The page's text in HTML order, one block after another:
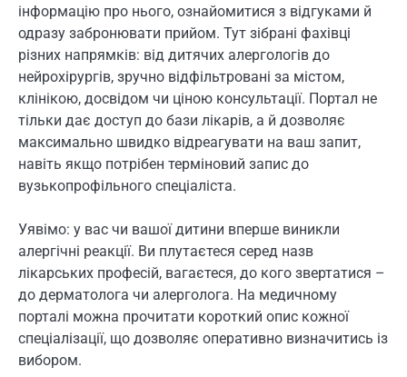
інформацію про нього, ознайомитися з відгуками й
одразу забронювати прийом. Тут зібрані фахівці
різних напрямків: від дитячих алергологів до
нейрохірургів, зручно відфільтровані за містом,
клінікою, досвідом чи ціною консультації. Портал не
тільки дає доступ до бази лікарів, а й дозволяє
максимально швидко відреагувати на ваш запит,
навіть якщо потрібен терміновий запис до
вузькопрофільного спеціаліста.
Уявімо: у вас чи вашої дитини вперше виникли
алергічні реакції. Ви плутаєтеся серед назв
лікарських професій, вагаєтеся, до кого звертатися –
до дерматолога чи алерголога. На медичному
порталі можна прочитати короткий опис кожної
спеціалізації, що дозволяє оперативно визначитись із
вибором.